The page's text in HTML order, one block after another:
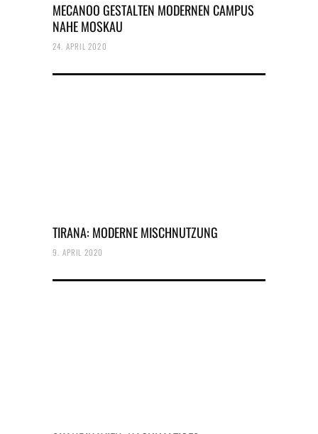
MECANOO GESTALTEN MODERNEN CAMPUS
NAHE MOSKAU
24. APRIL 2020
TIRANA: MODERNE MISCHNUTZUNG
9. APRIL 2020